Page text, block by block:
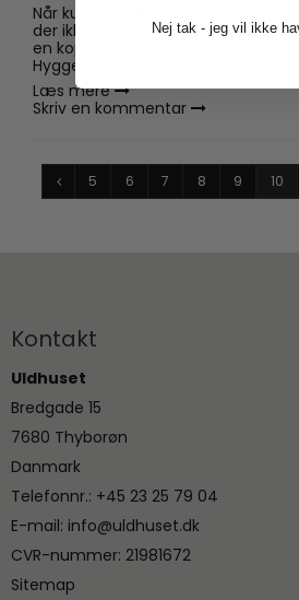
Når kulden bider, og efteråret
der ikke noget bedre end at
en kop varm kakao og et par lækre
Hyggesokker er ikke kun praktiske,
Læs mere
Skriv en kommentar
5 6 7 8 9 10
Kontakt
Uldhuset
Bredgade 15
7680 Thyborøn
Danmark
Telefonnr.: +45 23 25 79 04
E-mail: info@uldhuset.dk
CVR-nummer: 21981672
Sitemap
Nej tak - jeg vil ikke